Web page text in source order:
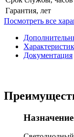
Гарантия, лет
Посмотреть все
Документация
Назначение